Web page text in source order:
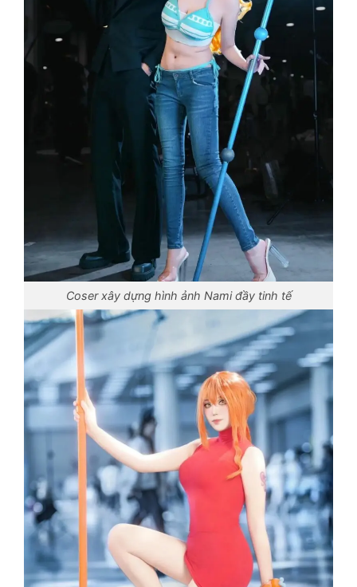
Coser xây dựng hình ảnh Nami đầy tinh tế